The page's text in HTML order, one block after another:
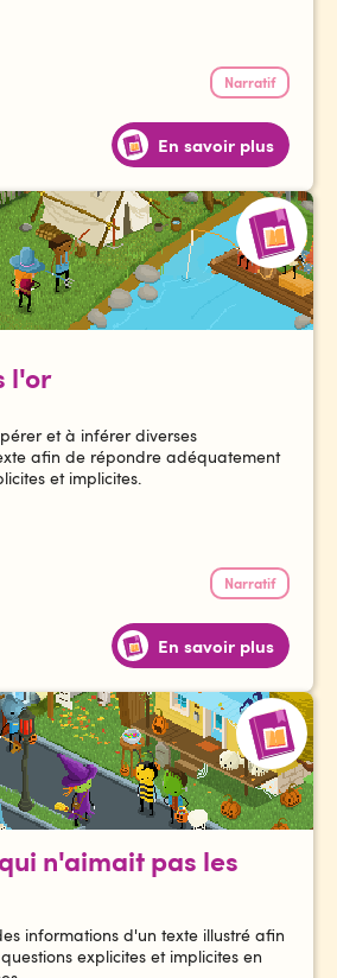
Narratif
En savoir plus
l'or
et à inférer diverses
afin de répondre adéquatement
et implicites.
Narratif
En savoir plus
n'aimait pas les
informations d'un texte illustré afin
explicites et implicites en